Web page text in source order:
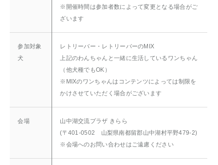
※開催時間は参加者数によって変更となる場合がご
ざいます
参加対象
犬
レトリーバー・レトリーバーのMIX
上記のわんちゃんと一緒に生活しているワンちゃん
（他犬種でもOK）
※MIXのワンちゃんはコンテンツによっては制限を
かけさせていただく場合がございます
会場
山中湖交流プラザ きらら
(〒401-0502 山梨県南都留郡山中湖村平野479-2)
※会場へのお問い合わせはご遠慮ください